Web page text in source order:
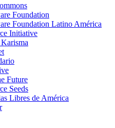
Foundation
Foundation Latino América
Initiative
Future
Seeds
Libres de América